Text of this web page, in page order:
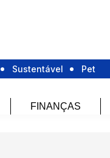
Sustentável Pet
FINANÇAS